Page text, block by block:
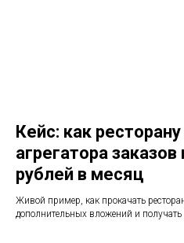
Кейс: как
агрегатора
рублей в месяц
Живой пример, как прокачать ресторан
дополнительных вложений и